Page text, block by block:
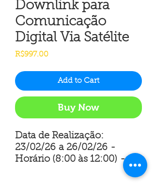
Downlink para
Comunicação
Digital Via Satélite
R$997.00Price
Add to Cart
Buy Now
Data de Realização:
23/02/26 a 26/02/26 -
Horário (8:00 às 12:00) -